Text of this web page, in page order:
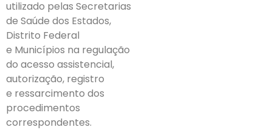
utilizado pelas Secretarias
de Saúde dos Estados,
Distrito Federal
e Municípios na regulação
do acesso assistencial,
autorização, registro
e ressarcimento dos
procedimentos
correspondentes.